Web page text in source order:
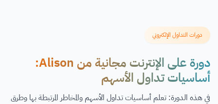
دورات التداول الإلكتروني
دورة على الإنترنت مجانية من Alison:
أساسيات تداول الأسهم
في هذه الدورة: تعلم أساسيات تداول الأسهم والمخاطر المرتبطة بها وطرق